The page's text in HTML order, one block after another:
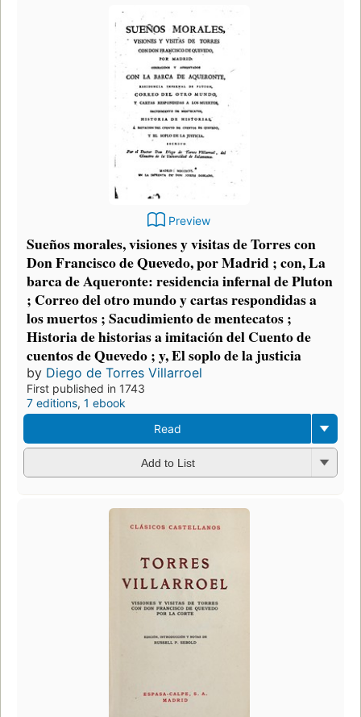
Preview
Sueños morales, visiones y visitas de Torres con
Don Francisco de Quevedo, por Madrid ; con, La
barca de Aqueronte: residencia infernal de Pluton
; Correo del otro mundo y cartas respondidas a
los muertos ; Sacudimiento de mentecatos ;
Historia de historias a imitación del Cuento de
cuentos de Quevedo ; y, El soplo de la justicia
by Diego de Torres Villarroel
First published in 1743
7 editions, 1 ebook
Read
Add to List